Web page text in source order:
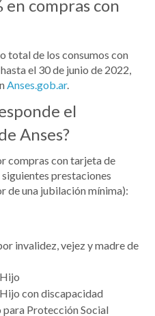
compras con
total de los consumos con
el 30 de junio de 2022,
Anses.gob.ar.
el
Anses?
compras con tarjeta de
prestaciones
de una jubilación mínima):
invalidez, vejez y madre de
con discapacidad
Protección Social